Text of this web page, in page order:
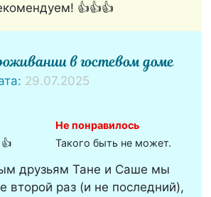
👍👍👍
в гостевом доме
29.07.2025
Не понравилось
Такого быть не может.
друзьям Тане и Саше мы
второй раз (и не последний),